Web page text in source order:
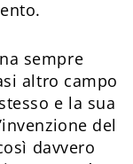
sempre
altro campo
e la sua
del
davvero